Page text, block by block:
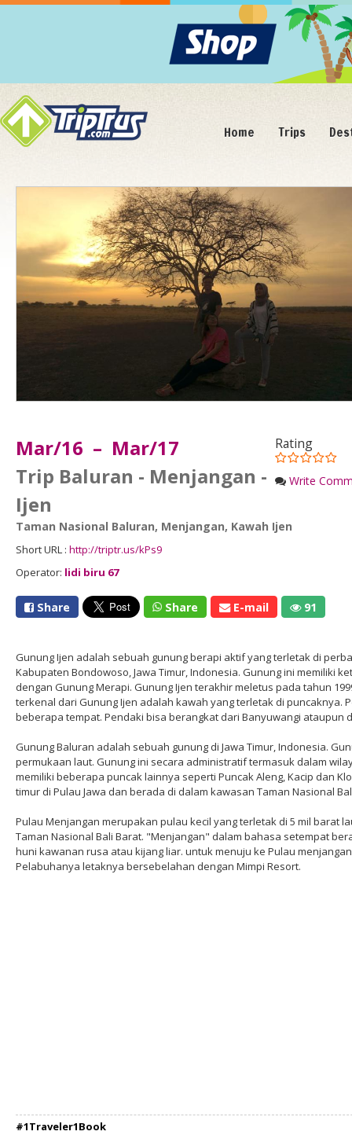
Home Trips
Rating
Write
Mar/16 – Mar/17
Trip Baluran - Menjangan -
Ijen
Taman Nasional Baluran, Menjangan, Kawah Ijen
Short URL : http://triptr.us/kPs9
Operator: lidi biru 67
Share Share E-mail 91
Gunung Ijen adalah sebuah gunung berapi aktif yang terletak di
Kabupaten Bondowoso, Jawa Timur, Indonesia. Gunung ini memiliki
dengan Gunung Merapi. Gunung Ijen terakhir meletus pada tahun
terkenal dari Gunung Ijen adalah kawah yang terletak di puncaknya.
beberapa tempat. Pendaki bisa berangkat dari Banyuwangi ataupun
Gunung Baluran adalah sebuah gunung di Jawa Timur, Indonesia.
permukaan laut. Gunung ini secara administratif termasuk dalam
memiliki beberapa puncak lainnya seperti Puncak Aleng, Kacip dan
timur di Pulau Jawa dan berada di dalam kawasan Taman Nasional
Pulau Menjangan merupakan pulau kecil yang terletak di 5 mil barat
Taman Nasional Bali Barat. "Menjangan" dalam bahasa setempat
huni kawanan rusa atau kijang liar. untuk menuju ke Pulau
Pelabuhanya letaknya bersebelahan dengan Mimpi Resort.
#1Traveler1Book